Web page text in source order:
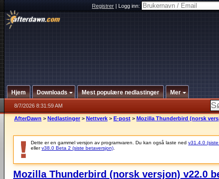
Registrer|Logg inn:
Hjem Downloads Mest populære nedlastinger Mer
8/7/2026 8:31:59 AM
AfterDawn > Nedlastinger > Nettverk > E-post > Mozilla Thunderbird (norsk
Dette er en gammel versjon av programvaren. Du kan også laste ned v31.4.0
ellerv38.0 Beta 2 (siste betaversjon)
Mozilla Thunderbird (norsk versjon) v22.0